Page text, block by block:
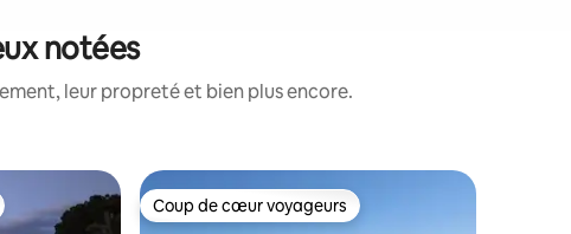
notées
leur propreté et bien plus encore.
Coup de cœur voyageurs
Coup de cœur voyageurs